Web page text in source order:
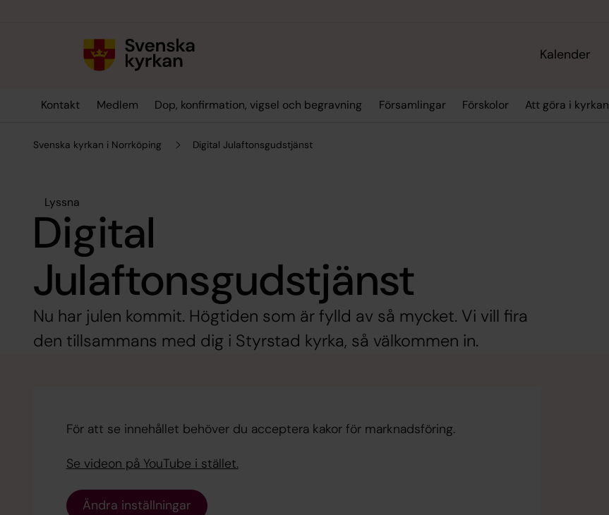
Kalender
Kontakt Medlem Dop, konfirmation, vigsel och begravning Församlingar Förskolor Att göra i kyrkan
Svenska kyrkan i Norrköping Digital Julaftonsgudstjänst
Lyssna
Digital
Julaftonsgudstjänst
Nu har julen kommit. Högtiden som är fylld av så mycket. Vi vill fira
den tillsammans med dig i Styrstad kyrka, så välkommen in.
För att se innehållet behöver du acceptera kakor för marknadsföring.
Se videon på YouTube i stället.
Ändra inställningar